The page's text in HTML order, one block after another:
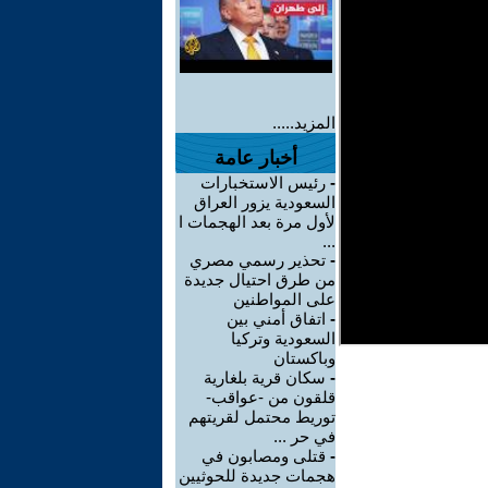
المزيد.....
أخبار عامة
- رئيس الاستخبارات
السعودية يزور العراق
لأول مرة بعد الهجمات ا
...
- تحذير رسمي مصري
من طرق احتيال جديدة
على المواطنين
- اتفاق أمني بين
السعودية وتركيا
وباكستان
- سكان قرية بلغارية
قلقون من -عواقب-
توريط محتمل لقريتهم
في حر ...
- قتلى ومصابون في
هجمات جديدة للحوثيين